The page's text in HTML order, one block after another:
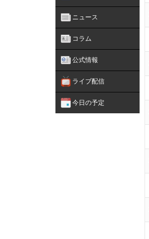
ニュース
コラム
公式情報
ライブ配信
今日の予定